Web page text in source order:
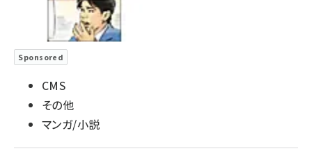
Sponsored
CMS
その他
マンガ/小説